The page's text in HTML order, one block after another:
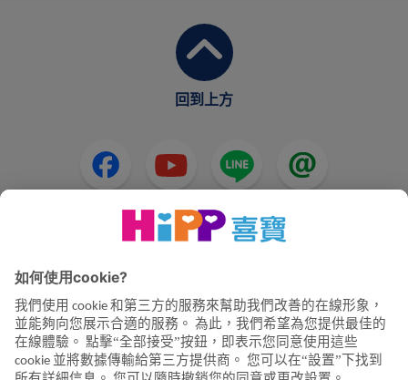
回到上方
HiPP奶粉 HiPP嬰兒食品 HiPP懷孕
隱私政策和使用條款
聯絡我們